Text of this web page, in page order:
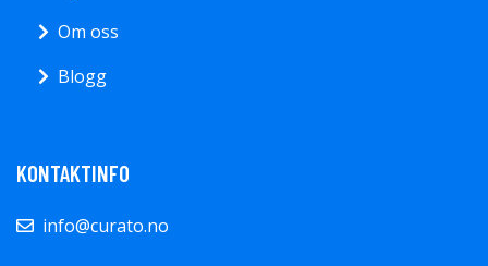
Om oss
Blogg
KONTAKTINFO
info@curato.no